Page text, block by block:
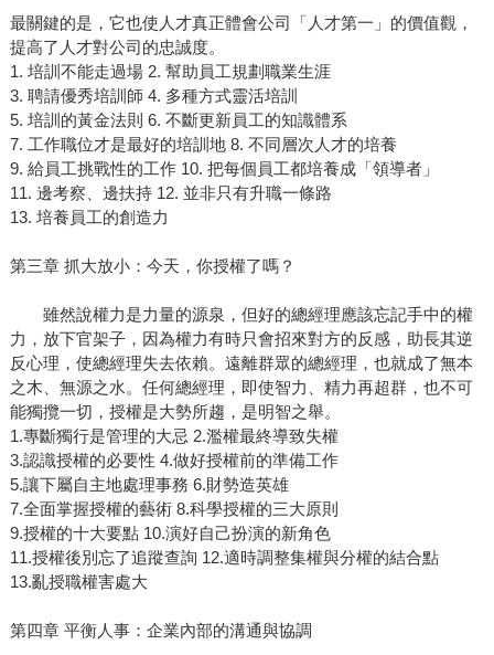
最關鍵的是，它也使人才真正體會公司「人才第一」的價值觀，
提高了人才對公司的忠誠度。
1. 培訓不能走過場 2. 幫助員工規劃職業生涯
3. 聘請優秀培訓師 4. 多種方式靈活培訓
5. 培訓的黃金法則 6. 不斷更新員工的知識體系
7. 工作職位才是最好的培訓地 8. 不同層次人才的培養
9. 給員工挑戰性的工作 10. 把每個員工都培養成「領導者」
11. 邊考察、邊扶持 12. 並非只有升職一條路
13. 培養員工的創造力
第三章 抓大放小：今天，你授權了嗎？
雖然說權力是力量的源泉，但好的總經理應該忘記手中的權
力，放下官架子，因為權力有時只會招來對方的反感，助長其逆
反心理，使總經理失去依賴。遠離群眾的總經理，也就成了無本
之木、無源之水。任何總經理，即使智力、精力再超群，也不可
能獨攬一切，授權是大勢所趨，是明智之舉。
1.專斷獨行是管理的大忌 2.濫權最終導致失權
3.認識授權的必要性 4.做好授權前的準備工作
5.讓下屬自主地處理事務 6.財勢造英雄
7.全面掌握授權的藝術 8.科學授權的三大原則
9.授權的十大要點 10.演好自己扮演的新角色
11.授權後別忘了追蹤查詢 12.適時調整集權與分權的結合點
13.亂授職權害處大
第四章 平衡人事：企業內部的溝通與協調